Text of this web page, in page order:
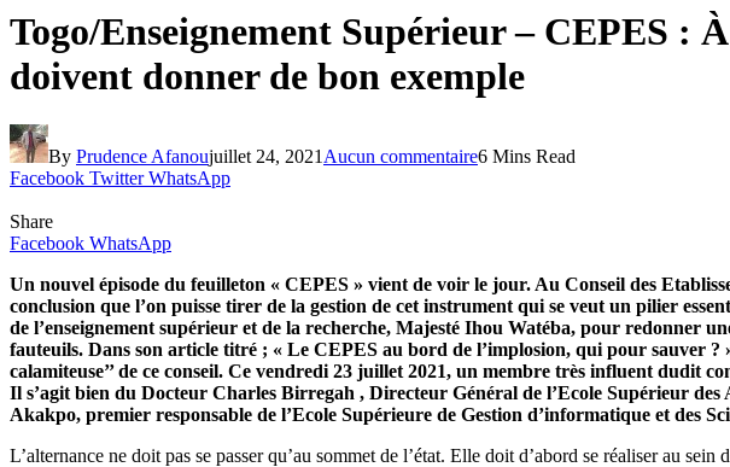
Togo/Enseignement Supérieur – CEPES
doivent donner de bon exemple
By Prudence Afanoujuillet 24, 2021 Aucun commentaire6 Mins Read
Facebook Twitter WhatsApp
Share
Facebook WhatsApp
Un nouvel épisode du feuilleton « CEPES » vient de voir le jour. Au Conseil des
conclusion que l’on puisse tirer de la gestion de cet instrument qui se veut un pilier
de l’enseignement supérieur et de la recherche, Majesté Ihou Watéba, pour redonner
fauteuils. Dans son article titré ; « Le CEPES au bord de l’implosion, qui pour sauver
calamiteuse’’ de ce conseil. Ce vendredi 23 juillet 2021, un membre très influent dudit
Il s’agit bien du Docteur Charles Birregah , Directeur Général de l’Ecole Supérieur
Akakpo, premier responsable de l’Ecole Supérieure de Gestion d’informatique et des
L’alternance ne doit pas se passer qu’au sommet de l’état. Elle doit d’abord se réaliser au